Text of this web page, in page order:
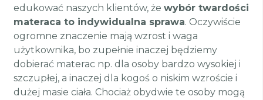
edukować naszych klientów, że wybór twardości
materaca to indywidualna sprawa. Oczywiście
ogromne znaczenie mają wzrost i waga
użytkownika, bo zupełnie inaczej będziemy
dobierać materac np. dla osoby bardzo wysokiej i
szczupłej, a inaczej dla kogoś o niskim wzroście i
dużej masie ciała. Chociaż obydwie te osoby mogą